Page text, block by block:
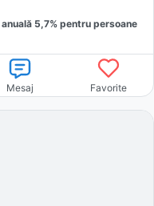
anuală 5,7% pentru persoane
Mesaj Favorite